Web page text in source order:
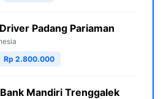
Padang Pariaman
Rp 2.800.000
Mandiri Trenggalek